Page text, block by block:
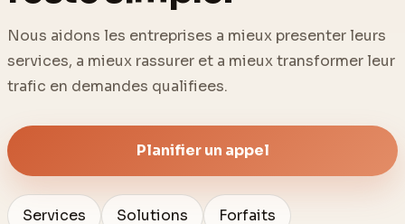
Nous aidons les entreprises a mieux presenter leurs
services, a mieux rassurer et a mieux transformer leur
trafic en demandes qualifiees.
Planifier un appel
Services Solutions Forfaits